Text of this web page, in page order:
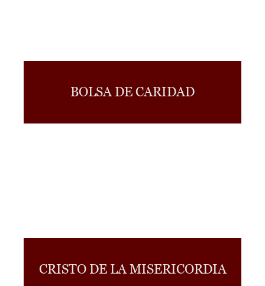
BOLSA DE CARIDAD
CRISTO DE LA MISERICORDIA